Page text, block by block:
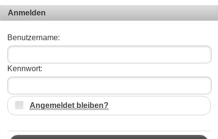
Anmelden
Benutzername:
Kennwort:
Angemeldet bleiben?